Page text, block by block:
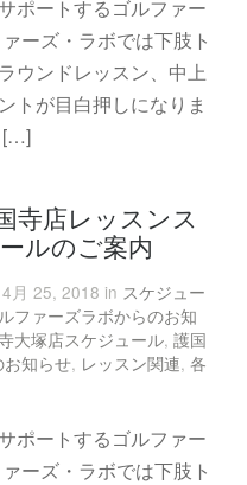
ポートするゴルファー
ーズ・ラボでは下肢ト
ウンドレッスン、中上
トが目白押しになりま
[…]
寺店レッスンス
ルのご案内
月 25, 2018 in スケジュー
ファーズラボからのお知
大塚店スケジュール, 護国
知らせ, レッスン関連, 各
ポートするゴルファー
ーズ・ラボでは下肢ト